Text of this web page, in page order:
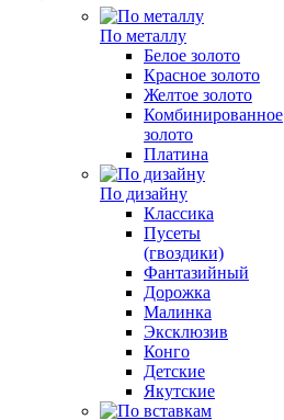
По металлу
Белое золото
Красное золото
Желтое золото
Комбинированное
золото
Платина
По дизайну
Классика
Пусеты
(гвоздики)
Фантазийный
Дорожка
Малинка
Эксклюзив
Конго
Детские
Якутские